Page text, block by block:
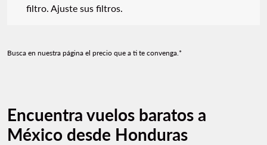
filtro. Ajuste sus filtros.
Busca en nuestra página el precio que a ti te convenga.*
Encuentra vuelos baratos a
México desde Honduras